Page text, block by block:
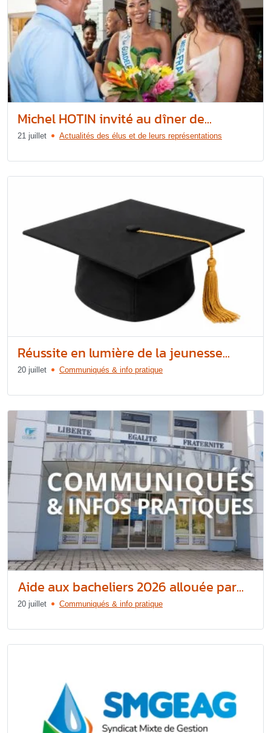
Michel HOTIN invité au dîner de...
21 juillet Actualités des élus et de leurs représentations
Réussite en lumière de la jeunesse...
20 juillet Communiqués & info pratique
Aide aux bacheliers 2026 allouée par...
20 juillet Communiqués & info pratique